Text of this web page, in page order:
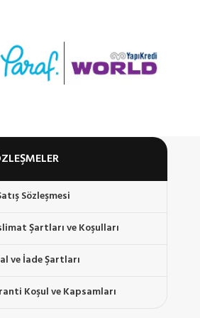
Sözleşmesi
Şartları ve Koşulları
ve İade Şartları
Koşul ve Kapsamları